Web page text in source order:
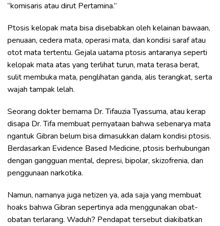
“komisaris atau dirut Pertamina.”
Ptosis kelopak mata bisa disebabkan oleh kelainan bawaan,
penuaan, cedera mata, operasi mata, dan kondisi saraf atau
otot mata tertentu. Gejala uatama ptosis antaranya seperti
kelopak mata atas yang terlihat turun, mata terasa berat,
sulit membuka mata, penglihatan ganda, alis terangkat, serta
wajah tampak lelah.
Seorang dokter bernama Dr. Tifauzia Tyassuma, atau kerap
disapa Dr. Tifa membuat pernyataan bahwa sebenarya mata
ngantuk Gibran belum bisa dimasukkan dalam kondisi ptosis.
Berdasarkan Evidence Based Medicine, ptosis berhubungan
dengan gangguan mental, depresi, bipolar, skizofrenia, dan
penggunaan narkotika.
Namun, namanya juga netizen ya, ada saja yang membuat
hoaks bahwa Gibran sepertinya ada menggunakan obat-
obatan terlarang. Waduh? Pendapat tersebut diakibatkan